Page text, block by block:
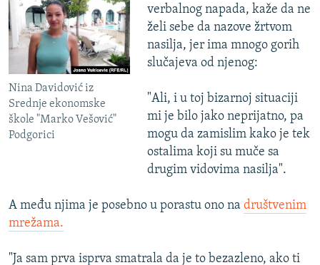
Nina Davidović iz
Srednje ekonomske
škole "Marko Vešović"
Podgorici
verbalnog napada, kaže da ne
želi sebe da nazove žrtvom
nasilja, jer ima mnogo gorih
slučajeva od njenog:
"Ali, i u toj bizarnoj situaciji
mi je bilo jako neprijatno, pa
mogu da zamislim kako je tek
ostalima koji su muče sa
drugim vidovima nasilja".
A među njima je posebno u porastu ono na društvenim
mrežama.
"Ja sam prva isprva smatrala da je to bezazleno, ako ti